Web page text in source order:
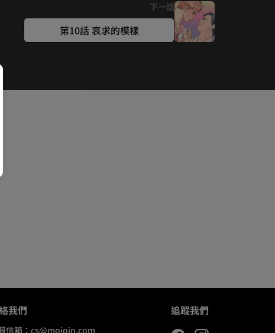
下一話
第10話 哀求的模樣
我們
信箱： cs@mojoin.com
追蹤我們